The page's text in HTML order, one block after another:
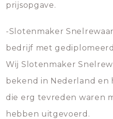
prijsopgave.
-Slotenmaker
bedrijf met
Wij Slotenmaker
bekend in Nederland
die erg tevreden waren
hebben uitgevoerd.